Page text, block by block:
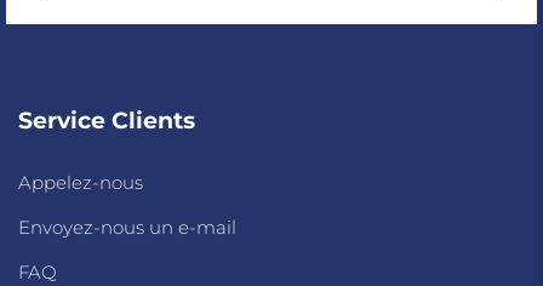
Service Clients
Appelez-nous
Envoyez-nous un e-mail
FAQ